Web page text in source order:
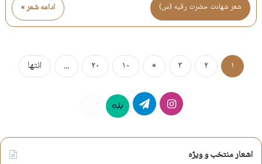
ادامه شعر » شعر شهادت حضرت رقيه (س)
۱ ۲ ۳ » ۱۰ ۲۰ ... انتها
اینستاگرامتلگرام بله
اشعار منتخب و ویژه